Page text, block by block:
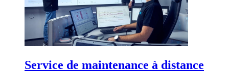
Service de maintenance à distance